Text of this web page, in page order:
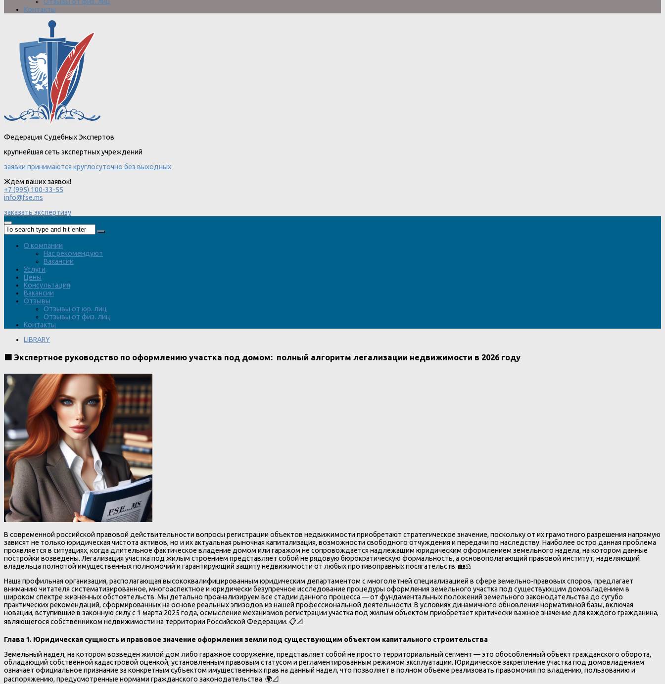
Отзывы от физ. лиц
Контакты
Федерация Судебных Экспертов
крупнейшая сеть экспертных учреждений
заявки принимаются круглосуточно без выходных
Ждем ваших заявок!
+7 (995) 100-33-55
info@fse.ms
заказать экспертизу
О компании
Нас рекомендуют
Вакансии
Услуги
Цены
Консультация
Вакансии
Отзывы
Отзывы от юр. лиц
Отзывы от физ. лиц
Контакты
LIBRARY
🟩 Экспертное руководство по оформлению участка под домом: полный алгоритм легализации недвижимости в 2026 году
В современной российской правовой действительности вопросы регистрации объектов недвижимости приобретают стратегическое значение, поскольку от их грамотного разрешения напрямую
зависят не только юридическая чистота активов, но и их актуальная рыночная капитализация, возможности свободного отчуждения и передачи по наследству. Наиболее остро данная проблема
проявляется в ситуациях, когда длительное фактическое владение домом или гаражом не сопровождается надлежащим юридическим оформлением земельного надела, на котором данные
постройки возведены. Легализация участка под жилым строением представляет собой не рядовую бюрократическую формальность, а основополагающий правовой институт, наделяющий
владельца полнотой имущественных полномочий и гарантирующий защиту недвижимости от любых противоправных посягательств. 🏡⚖️
Наша профильная организация, располагающая высококвалифицированным юридическим департаментом с многолетней специализацией в сфере земельно-правовых споров, предлагает
вниманию читателя систематизированное, многоаспектное и юридически безупречное исследование процедуры оформления земельного участка под существующим домовладением в
широком спектре жизненных обстоятельств. Мы детально проанализируем все стадии данного процесса — от фундаментальных положений земельного законодательства до сугубо
практических рекомендаций, сформированных на основе реальных эпизодов из нашей профессиональной деятельности. В условиях динамичного обновления нормативной базы, включая
новации, вступившие в законную силу с 1 марта 2025 года, осмысление механизмов регистрации участка под жилым объектом приобретает критически важное значение для каждого гражданина,
являющегося собственником недвижимости на территории Российской Федерации. 📋📐
Глава 1. Юридическая сущность и правовое значение оформления земли под существующим объектом капитального строительства
Земельный надел, на котором возведен жилой дом либо гаражное сооружение, представляет собой не просто территориальный сегмент — это обособленный объект гражданского оборота,
обладающий собственной кадастровой оценкой, установленным правовым статусом и регламентированным режимом эксплуатации. Юридическое закрепление участка под домовладением
означает официальное признание за конкретным субъектом имущественных прав на данный надел, что позволяет в полном объеме реализовать правомочия по владению, пользованию и
распоряжению, предусмотренные нормами гражданского законодательства. 🌍📐